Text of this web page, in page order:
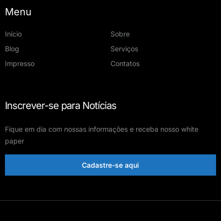
Menu
Início
Sobre
Blog
Serviços
Impresso
Contatos
Inscrever-se para Notícias
Fique em dia com nossas informações e receba nosso white
paper
Cadastre-se aqui